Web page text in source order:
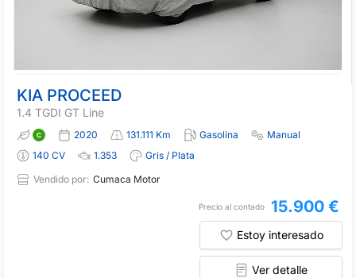
KIA PROCEED
1.4 TGDI GT Line
2020 131.111 Km Gasolina
Manual
140 CV
1.353
Gris / Plata
Vendido por: Cumaca Motor
Precio al contado 15.900 €
Estoy interesado
Ver detalle